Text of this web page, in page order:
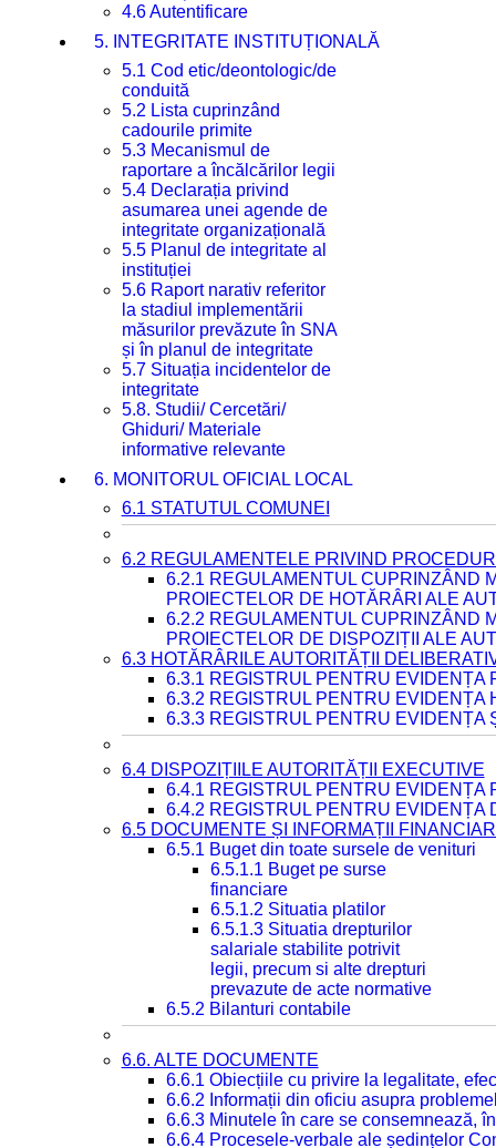
4.6 Autentificare
5. INTEGRITATE INSTITUȚIONALĂ
5.1 Cod etic/deontologic/de
conduită
5.2 Lista cuprinzând
cadourile primite
5.3 Mecanismul de
raportare a încălcărilor legii
5.4 Declarația privind
asumarea unei agende de
integritate organizațională
5.5 Planul de integritate al
instituției
5.6 Raport narativ referitor
la stadiul implementării
măsurilor prevăzute în SNA
și în planul de integritate
5.7 Situația incidentelor de
integritate
5.8. Studii/ Cercetări/
Ghiduri/ Materiale
informative relevante
6. MONITORUL OFICIAL LOCAL
6.1 STATUTUL COMUNEI
6.2 REGULAMENTELE PRIVIND
6.2.1 REGULAMENTUL CUPRINZÂND
PROIECTELOR DE HOTĂRÂRI ALE
6.2.2 REGULAMENTUL CUPRINZÂND
PROIECTELOR DE DISPOZIȚII ALE
6.3 HOTĂRÂRILE AUTORITĂȚII
6.3.1 REGISTRUL PENTRU EVIDENȚA
6.3.2 REGISTRUL PENTRU EVIDENȚA
6.3.3 REGISTRUL PENTRU EVIDENȚA
6.4 DISPOZIȚIILE AUTORITĂȚII EXECUTIVE
6.4.1 REGISTRUL PENTRU EVIDENȚA
6.4.2 REGISTRUL PENTRU EVIDENȚA
6.5 DOCUMENTE ȘI INFORMAȚII
6.5.1 Buget din toate sursele de venituri
6.5.1.1 Buget pe surse
financiare
6.5.1.2 Situatia platilor
6.5.1.3 Situatia drepturilor
salariale stabilite potrivit
legii, precum si alte drepturi
prevazute de acte normative
6.5.2 Bilanturi contabile
6.6. ALTE DOCUMENTE
6.6.1 Obiecțiile cu privire la legalitate,
6.6.2 Informații din oficiu asupra
6.6.3 Minutele în care se consemnează,
6.6.4 Procesele-verbale ale ședințelor